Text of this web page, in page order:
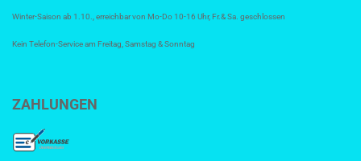
Winter-Saison ab 1.10., erreichbar von Mo-Do 10-16 Uhr, Fr.& Sa. geschlossen
Kein Telefon-Service am Freitag, Samstag & Sonntag
ZAHLUNGEN